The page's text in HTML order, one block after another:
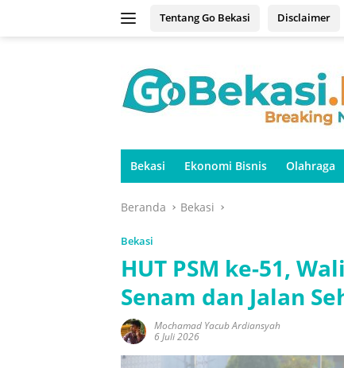
Tentang Go Bekasi Disclaimer
Bekasi Ekonomi Bisnis Olahraga
Beranda Bekasi
Bekasi
HUT PSM ke-51,
Senam dan Jalan
Mochamad Yacub Ardiansyah
6 Juli 2026